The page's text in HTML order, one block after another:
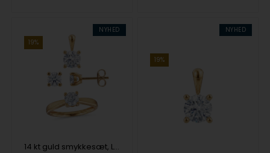
NYHED
19%
14 kt guld smykkesæt, Luxury Solitaire serien fra Siersbøl med ialt 2,10 ct Labgrown diamant
NYHED
19%